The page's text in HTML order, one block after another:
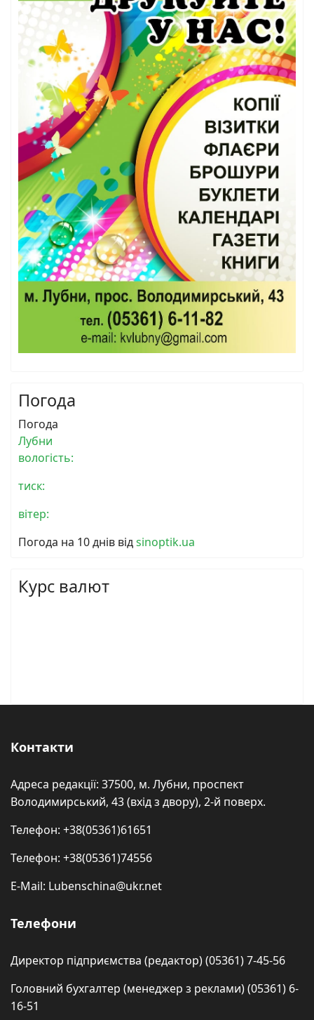
Погода
Погода
Лубни
вологість:
тиск:
вітер:
Погода на 10 днів відsinoptik.ua
Курс валют
Контакти
Адреса редакції: 37500, м. Лубни, проспект
Володимирський, 43 (вхід з двору), 2-й поверх.
Телефон: +38(05361)61651
Телефон: +38(05361)74556
E-Mail: Lubenschina@ukr.net
Телефони
Директор підприємства (редактор) (05361) 7-45-56
Головний бухгалтер (менеджер з реклами) (05361) 6-
16-51